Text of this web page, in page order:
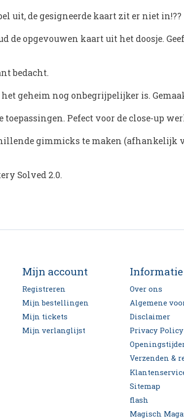
uit, de gesigneerde kaart zit er niet in!??
de opgevouwen kaart uit het doosje.
bedacht.
geheim nog onbegrijpelijker is.
Pefect voor de close-up
gimmicks te maken
Solved 2.0.
Mijn account
Registreren
Mijn bestellingen
Mijn tickets
Mijn verlanglijst
Informatie
Over ons
Algemene
Disclaimer
Privacy Policy
Verzenden &
Sitemap
flash
Magisch